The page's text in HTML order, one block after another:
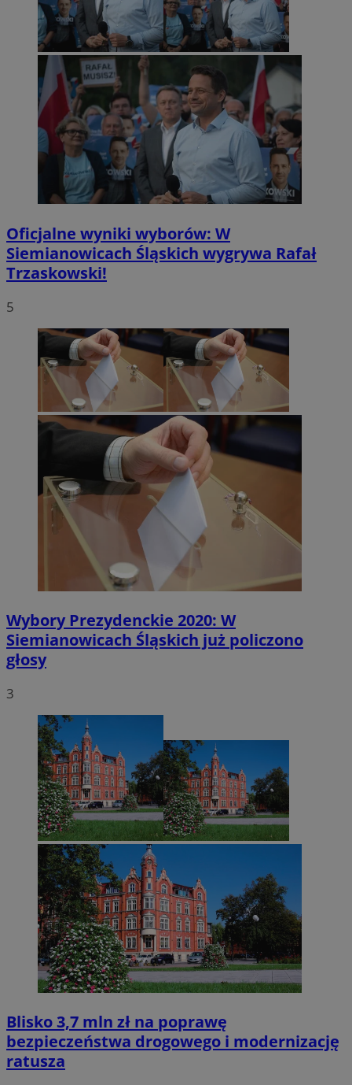
Oficjalne wyniki wyborów: W
Siemianowicach Śląskich wygrywa Rafał
Trzaskowski!
5
Wybory Prezydenckie 2020: W
Siemianowicach Śląskich już policzono
głosy
3
Blisko 3,7 mln zł na poprawę
bezpieczeństwa drogowego i modernizację
ratusza